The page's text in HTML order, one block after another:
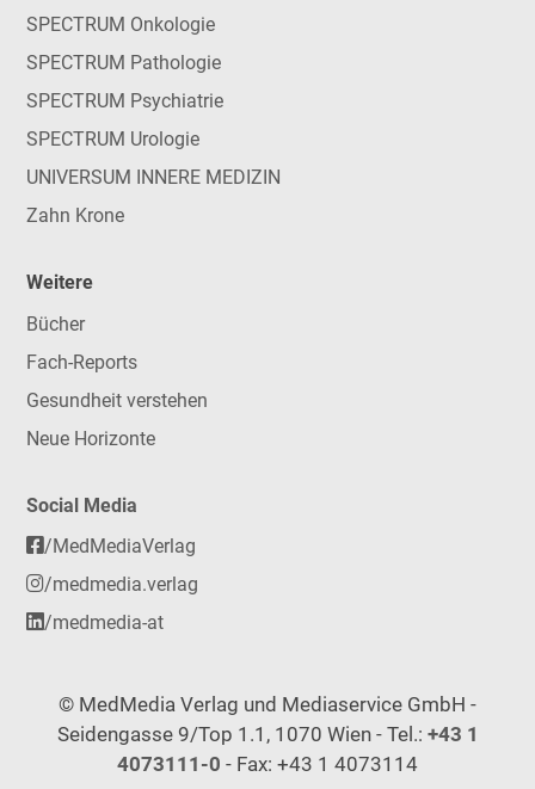
SPECTRUM Onkologie
SPECTRUM Pathologie
SPECTRUM Psychiatrie
SPECTRUM Urologie
UNIVERSUM INNERE MEDIZIN
Zahn Krone
Weitere
Bücher
Fach-Reports
Gesundheit verstehen
Neue Horizonte
Social Media
/MedMediaVerlag
/medmedia.verlag
/medmedia-at
© MedMedia Verlag und Mediaservice GmbH -
Seidengasse 9/Top 1.1, 1070 Wien - Tel.: +43 1
4073111-0 - Fax: +43 1 4073114